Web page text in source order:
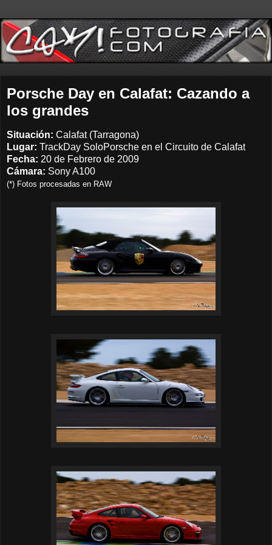
Porsche Day en Calafat: Cazando a
los grandes
Situación: Calafat (Tarragona)
Lugar: TrackDay SoloPorsche en el Circuito de Calafat
Fecha: 20 de Febrero de 2009
Cámara: Sony A100
(*) Fotos procesadas en RAW